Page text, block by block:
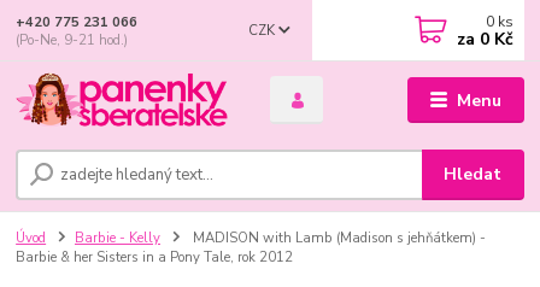
Menu
CZK
Hledat
+420 775 231 066
(Po-Ne, 9-21 hod.)
0 ks
za 0 Kč
Úvod Barbie - Kelly
MADISON with Lamb (Madison s jehňátkem) -
Barbie & her Sisters in a Pony Tale, rok 2012